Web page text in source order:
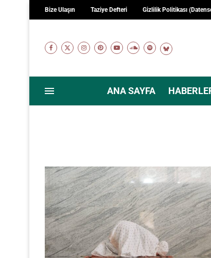
Bize Ulaşın Taziye Defteri Gizlilik Politikası
ANA SAYFA